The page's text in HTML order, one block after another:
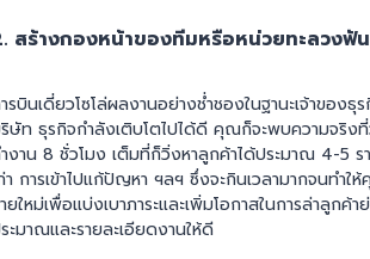
สร้างกองหน้าของทีมหรือหน่วยทะลวงฟั
รบินเดี่ยวโซโล่ผลงานอย่างช่ำชองในฐานะเจ้าขอ
ษัท ธุรกิจกำลังเติบโตไปได้ดี คุณก็จะพบความจริง
งาน 8 ชั่วโมง เต็มที่ก็วิ่งหาลูกค้าได้ประมาณ 4-5 ร
า การเข้าไปแก้ปัญหา ฯลฯ ซึ่งจะกินเวลามากจนทำ
ยใหม่เพื่อแบ่งเบาภาระและเพิ่มโอกาสในการล่าลู
ะมาณและรายละเอียดงานให้ดี